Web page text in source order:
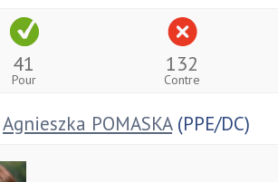
41
Pour
132
Contre
Agnieszka POMASKA(PPE/DC)